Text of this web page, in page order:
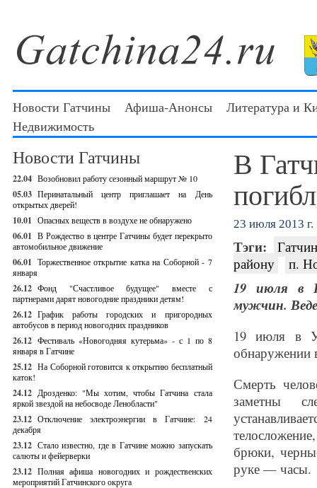
Новости Гатчины Афиша-Анонсы
Литература и
Недвижимость
Новости Гатчины
22.04 Возобновил работу сезонный маршрут № 10
05.03 Перинатальный центр приглашает на День
открытых дверей!
10.01 Опасных веществ в воздухе не обнаружено
06.01 В Рождество в центре Гатчины будет перекрыто
автомобильное движение
06.01 Торжественное открытие катка на Соборной - 7
января
26.12 Фонд "Счастливое будущее" вместе с
партнерами дарят новогодние праздники детям!
26.12 График работы городских и пригородных
автобусов в период новогодних праздников
26.12 Фестиваль «Новогодняя кутерьма» - с 1 по 8
января в Гатчине
25.12 На Соборной готовится к открытию бесплатный
каток!
24.12 Дрозденко: "Мы хотим, чтобы Гатчина стала
яркой звездой на небосводе Ленобласти"
23.12 Отключение электроэнергии в Гатчине: 24
декабря
23.12 Стало известно, где в Гатчине можно запускать
салюты и фейерверки
23.12 Полная афиша новогодних и рождественских
мероприятий Гатчинского округа
В
23 июля 2013 г.
Тэги:
району
п.
19 июля в
мужчин.
19 июля в
обнаружении
Смерть
заметны
брюки,
руке — часы.